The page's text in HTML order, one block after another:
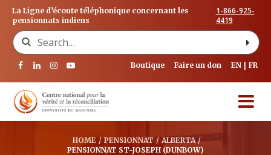
La Ligne d’écoute téléphonique concernant les
pensionnats indiens
1-866-925-
4419
Search for:
Boutique Faire un don EN FR
HOME / PENSIONNAT / ALBERTA /
PENSIONNAT ST-JOSEPH (DUNBOW)